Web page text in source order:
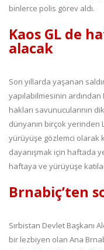
binlerce polis görev aldı.
Kaos GL de
alacak
Son yıllarda yaşanan
yapılabilmesinin
hakları savunucularının
dünyanın birçok yerinden
yürüyüşe gözlemci olarak
dayanışmak için haftada
haftaya ve yürüyüşe
Brnabiç’ten
Sırbistan Devlet Başkanı
bir lezbiyen olan Ana